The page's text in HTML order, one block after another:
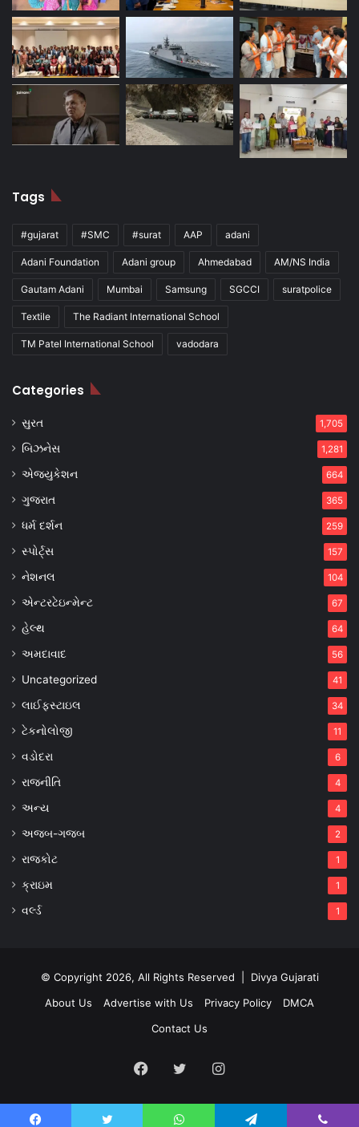
Tags
#gujarat #SMC #surat AAP adani
Adani Foundation Adani group Ahmedabad AM/NS India
Gautam Adani Mumbai Samsung SGCCI suratpolice
Textile The Radiant International School
TM Patel International School vadodara
Categories
સુરત 1,705
બિઝનેસ 1,281
એજ્યુકેશન 664
ગુજરાત 365
ધર્મ દર્શન 259
સ્પોર્ટ્સ 157
નેશનલ 104
એન્ટરટેઇન્મેન્ટ 67
હેલ્થ 64
અમદાવાદ 56
Uncategorized 41
લાઈફસ્ટાઇલ 34
ટેકનોલોજી 11
વડોદરા 6
રાજનીતિ 4
અન્ય 4
અજબ-ગજબ 2
રાજકોટ 1
ક્રાઇમ 1
વર્લ્ડ 1
© Copyright 2026, All Rights Reserved | Divya Gujarati
About Us
Advertise with Us Privacy Policy
DMCA
Contact Us
Facebook
TwitterInstagram